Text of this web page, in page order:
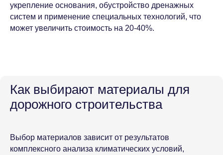
укрепление основания, обустройство дренажных
систем и применение специальных технологий, что
может увеличить стоимость на 20-40%.
Как выбирают материалы для
дорожного строительства
Выбор материалов зависит от результатов
комплексного анализа климатических условий,
КАТАЛОГ
О нас
О КОМПАНИИ
ВОПРОСЫ ВЕБИНАРЫ
СВЯЗАТЬСЯ
С НАМИ